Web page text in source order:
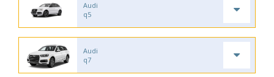
Audi
q5
Audi
q7